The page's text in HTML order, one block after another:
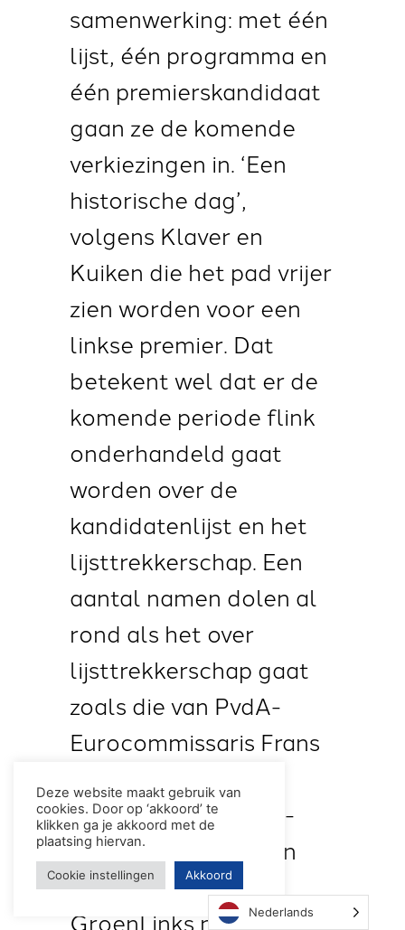
samenwerking: met één
lijst, één programma en
één premierskandidaat
gaan ze de komende
verkiezingen in. ‘Een
historische dag’,
volgens Klaver en
Kuiken die het pad vrijer
zien worden voor een
linkse premier. Dat
betekent wel dat er de
komende periode flink
onderhandeld gaat
worden over de
kandidatenlijst en het
lijsttrekkerschap. Een
aantal namen dolen al
rond als het over
lijsttrekkerschap gaat
zoals die van PvdA-
Eurocommissaris Frans
Amsterdamse PvdA-
wethouder Marjolein
Moorman. Of zal
GroenLinks nog iemand
Deze website maakt gebruik van
cookies. Door op ‘akkoord’ te
klikken ga je akkoord met de
plaatsing hiervan.
Cookie instellingen Akkoord
Nederlands